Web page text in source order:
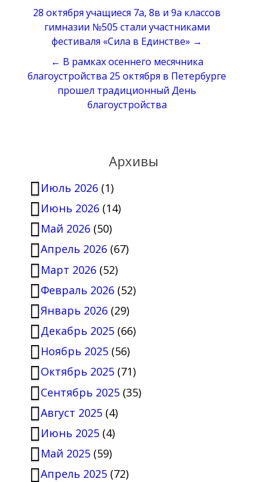
Навигация
записям
28 октября учащиеся 7а, 8в и 9а классов
гимназии №505 стали участниками
фестиваля «Сила в Единстве» →
← В рамках осеннего месячника
благоустройства 25 октября в Петербурге
прошел традиционный День
благоустройства
Архивы
Июль 2026(1)
Июнь 2026(14)
Май 2026(50)
Апрель 2026(67)
Март 2026(52)
Февраль 2026(52)
Январь 2026(29)
Декабрь 2025(66)
Ноябрь 2025(56)
Октябрь 2025(71)
Сентябрь 2025(35)
Август 2025(4)
Июнь 2025(4)
Май 2025(59)
Апрель 2025(72)